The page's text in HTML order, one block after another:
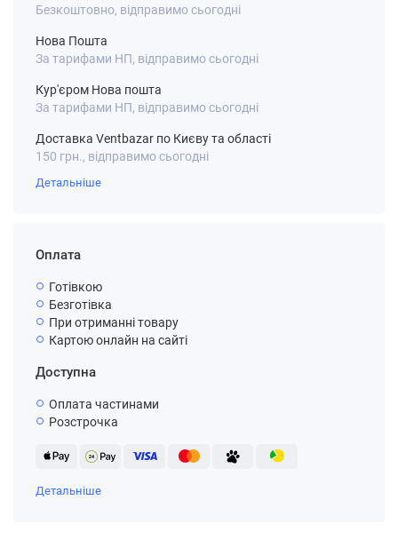
Безкоштовно, відправимо сьогодні
Нова Пошта
За тарифами НП, відправимо сьогодні
Кур'єром Нова пошта
За тарифами НП, відправимо сьогодні
Доставка Ventbazar по Києву та області
150 грн., відправимо сьогодні
Детальніше
Оплата
Готівкою
Безготівка
При отриманні товару
Картою онлайн на сайті
Доступна
Оплата частинами
Розстрочка
Детальніше